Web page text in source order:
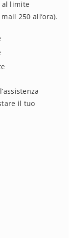
al limite
250 all’ora).
il tuo